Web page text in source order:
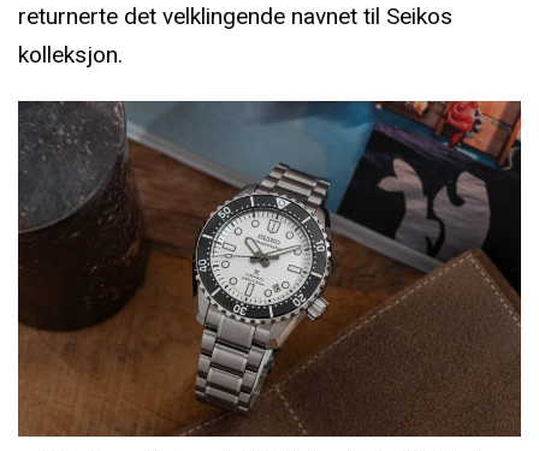
returnerte det velklingende navnet til Seikos
kolleksjon.